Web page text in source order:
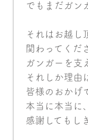
でもまだガン
それはお越し
関わってくだ
ガンガーを支
それしか理由
皆様のおかげ
本当に本当に
感謝してもし